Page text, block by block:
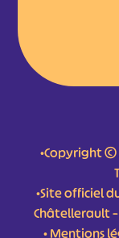
•Copyright ©
•Site officiel
Châtellerault
•Mentions